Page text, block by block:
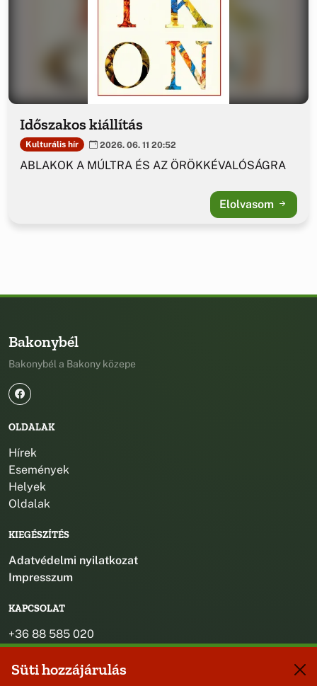
Időszakos kiállítás
Kulturális hír 2026. 06. 11 20:52
ABLAKOK A MÚLTRA ÉS AZ ÖRÖKKÉVALÓSÁGRA
Elolvasom
Bakonybél
Bakonybél a Bakony közepe
OLDALAK
Hírek
Események
Helyek
Oldalak
KIEGÉSZÍTÉS
Adatvédelmi nyilatkozat
Impresszum
KAPCSOLAT
+36 88 585 020
+36 30 442 8024
titkarsag@bakonybel.hu
Süti hozzájárulás